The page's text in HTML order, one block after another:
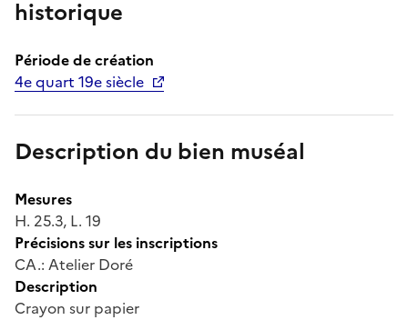
historique
Période de création
4e quart 19e siècle
Description du bien muséal
Mesures
H. 25.3, L. 19
Précisions sur les inscriptions
CA.: Atelier Doré
Description
Crayon sur papier